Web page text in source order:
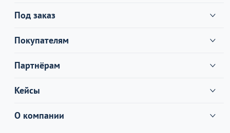
Под заказ
Покупателям
Партнёрам
Кейсы
О компании